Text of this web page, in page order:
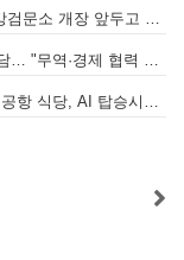
[홍콩교통] 1,000명 대거 동원...홍콩 정부, 신황강검문소 개장 앞두고 실전 훈련 돌입
[홍콩경제 ] 존 리 행정장관, 아세안 사무총장 면담… "무역·경제 협력 한층 강화한다"
[홍콩공항] "비행기 놓칠까 봐 조마조마?"…홍콩 공항 식당, AI 탑승시간 계산해 메뉴 추천해 준다